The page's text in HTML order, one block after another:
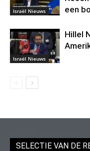
Israël Nieuws
een
Israël Nieuws
Hillel
SELECTIE VAN DE